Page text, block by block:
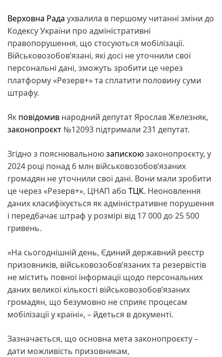
Верховна Рада ухвалила в першому читанні зміни до
Кодексу України про адміністративні
правопорушення, що стосуються мобілізації.
Військовозобов’язані, які досі не уточнили свої
персональні дані, зможуть зробити це через
платформу «Резерв+» та сплатити половину суми
штрафу.
Як повідомив народний депутат Ярослав Железняк,
законопроєкт №12093 підтримали 231 депутат.
Згідно з пояснювальноюзапискоюзаконопроєкту, у
2024 році понад 6 млн військовозобов’язаних
громадян не уточнили свої дані. Вони мали зробити
це через «Резерв+», ЦНАП або ТЦК. Неоновлення
даних класифікується як адміністративне порушення
і передбачає штраф у розмірі від 17 000 до 25 500
гривень.
«На сьогоднішній день, Єдиний державний реєстр
призовників, військовозобов’язаних та резервістів
не містить повної інформації щодо персональних
даних великої кількості військовозобов’язаних
громадян, що безумовно не сприяє процесам
мобілізації у країні», – йдеться в документі.
Зазначається, що основна мета законопроєкту –
дати можливість призовникам,